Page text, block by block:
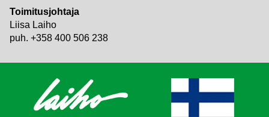
Toimitusjohtaja
Liisa Laiho
puh. +358 400 506 238